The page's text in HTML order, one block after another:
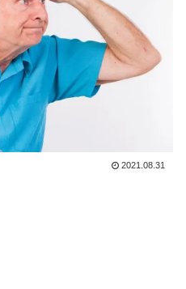
2021.08.31